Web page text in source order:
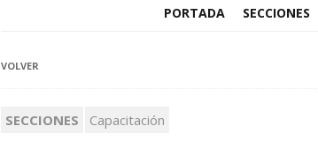
PORTADA SECCIONES
VOLVER
SECCIONES Capacitación